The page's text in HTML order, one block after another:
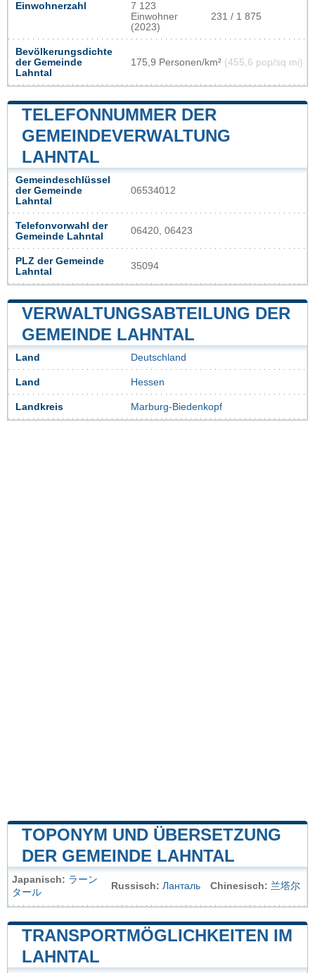
Einwohnerzahl
7 123
Einwohner
(2023)
231 / 1 875
Bevölkerungsdichte
der Gemeinde
Lahntal
175,9 Personen/km² (455,6 pop/sq mi)
TELEFONNUMMER DER
GEMEINDEVERWALTUNG
LAHNTAL
Gemeindeschlüssel
der Gemeinde
Lahntal
06534012
Telefonvorwahl der
Gemeinde Lahntal
06420, 06423
PLZ der Gemeinde
Lahntal
35094
VERWALTUNGSABTEILUNG DER
GEMEINDE LAHNTAL
Land Deutschland
Land Hessen
Landkreis Marburg-Biedenkopf
TOPONYM UND ÜBERSETZUNG
DER GEMEINDE LAHNTAL
Japanisch: ラーン
タール
Russisch: Ланталь Chinesisch: 兰塔尔
TRANSPORTMÖGLICHKEITEN IM
LAHNTAL